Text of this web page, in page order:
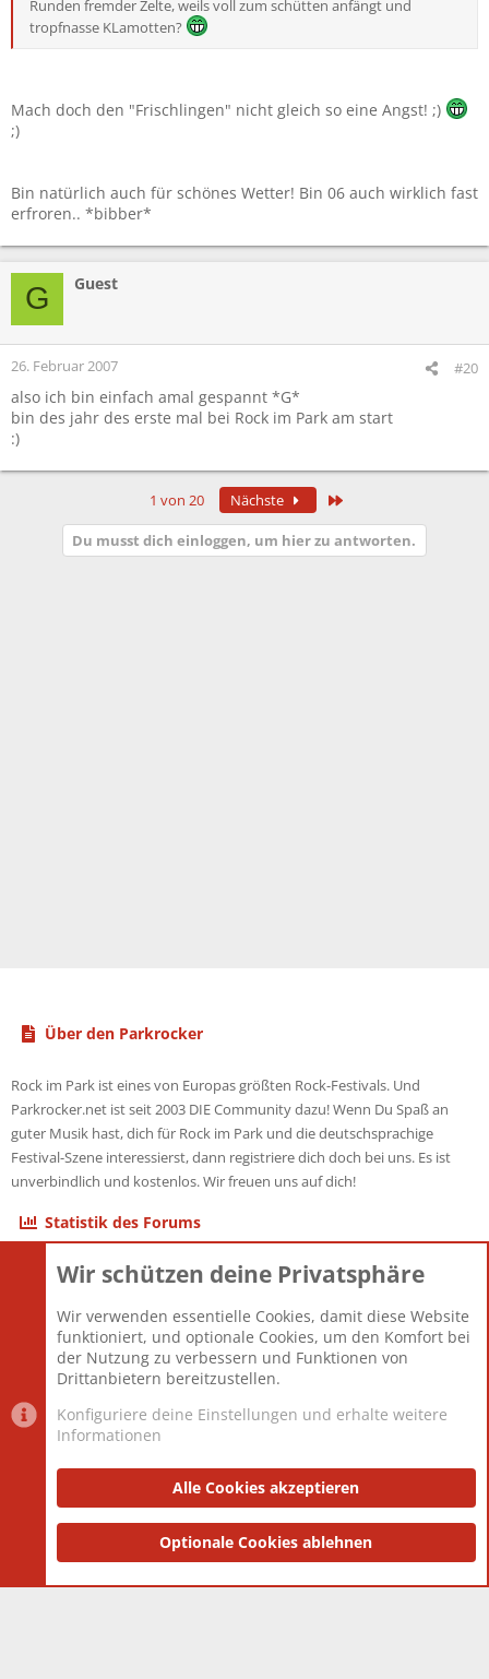
Runden fremder Zelte, weils voll zum schütten anfängt und
tropfnasse KLamotten?
Mach doch den "Frischlingen" nicht gleich so eine Angst! ;)
;)
Bin natürlich auch für schönes Wetter! Bin 06 auch wirklich fast
erfroren.. *bibber*
G Guest
26. Februar 2007 #20
also ich bin einfach amal gespannt *G*
bin des jahr des erste mal bei Rock im Park am start
:)
1 von 20 Nächste
Du musst dich einloggen, um hier zu antworten.
Über den Parkrocker
Rock im Park ist eines von Europas größten Rock-Festivals. Und
Parkrocker.net ist seit 2003 DIE Community dazu! Wenn Du Spaß an
guter Musik hast, dich für Rock im Park und die deutschsprachige
Festival-Szene interessierst, dann registriere dich doch bei uns. Es ist
unverbindlich und kostenlos. Wir freuen uns auf dich!
Statistik des Forums
Themen
Mitglieder
12.427
Neuestes Mitglied
Berlin
Datenschutzerklärung Impressum
Community platform by XenForo® © 2010-2025 XenForo Ltd.
and add-ons by ThemeHouse
Wir schützen deine Privatsphäre
Wir verwenden essentielle Cookies, damit diese Website
funktioniert, und optionale Cookies, um den Komfort bei
der Nutzung zu verbessern und Funktionen von
Drittanbietern bereitzustellen.
Konfiguriere deine Einstellungen und erhalte weitere
Informationen
Alle Cookies akzeptieren
Optionale Cookies ablehnen